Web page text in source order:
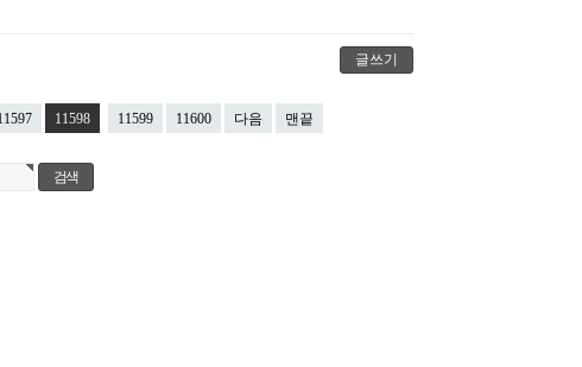
글쓰기
11598 11599 11600 다음 맨끝